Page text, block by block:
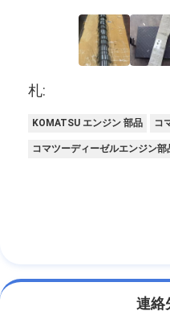
札:
KOMATSU エンジン 部品 コ
コマツーディーゼルエンジン部
連絡